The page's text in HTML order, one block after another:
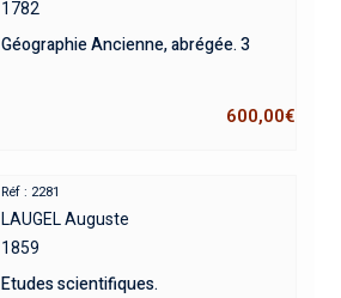
1782
Géographie Ancienne, abrégée. 3
600,00€
Réf : 2281
LAUGEL Auguste
1859
Etudes scientifiques.